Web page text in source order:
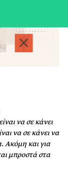
να σε κάνει
να σε κάνει να
Ακόμη και για
μπροστά στα